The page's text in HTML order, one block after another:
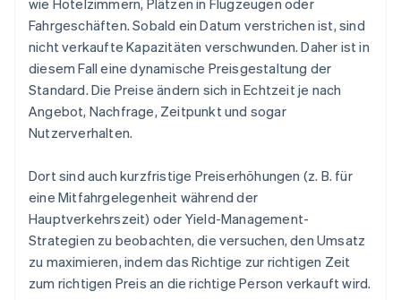
wie Hotelzimmern, Plätzen in Flugzeugen oder
Fahrgeschäften. Sobald ein Datum verstrichen ist, sind
nicht verkaufte Kapazitäten verschwunden. Daher ist in
diesem Fall eine dynamische Preisgestaltung der
Standard. Die Preise ändern sich in Echtzeit je nach
Angebot, Nachfrage, Zeitpunkt und sogar
Nutzerverhalten.
Dort sind auch kurzfristige Preiserhöhungen (z. B. für
eine Mitfahrgelegenheit während der
Hauptverkehrszeit) oder Yield-Management-
Strategien zu beobachten, die versuchen, den Umsatz
zu maximieren, indem das Richtige zur richtigen Zeit
zum richtigen Preis an die richtige Person verkauft wird.